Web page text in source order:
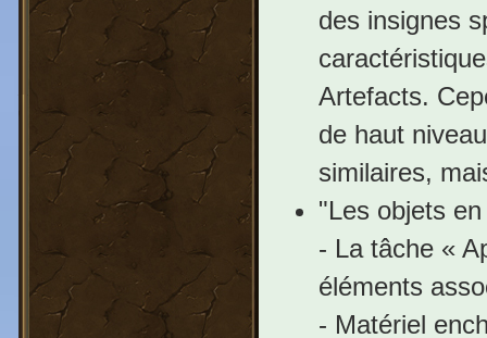
des insignes
Artefacts.
de haut
similaires,
"Les objets
- La tâche «
éléments
- Matériel